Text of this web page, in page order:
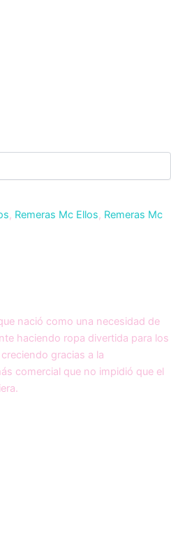
, Remeras Mc Ellos, Remeras Mc
nació como una necesidad de
haciendo ropa divertida para los
gracias a la
comercial que no impidió que el